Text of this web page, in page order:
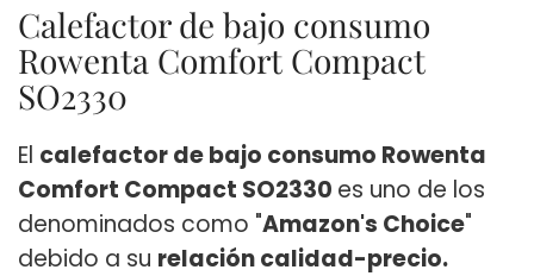
Calefactor de bajo consumo
Rowenta Comfort Compact
SO2330
El calefactor de bajo consumo Rowenta
Comfort Compact SO2330 es uno de los
denominados como "Amazon's Choice"
debido a su relación calidad-precio.